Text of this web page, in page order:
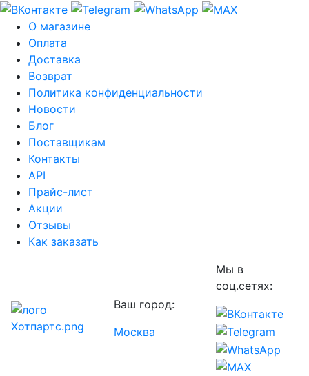
О магазине
Оплата
Доставка
Возврат
Политика конфиденциальности
Новости
Блог
Поставщикам
Контакты
API
Прайс-лист
Акции
Отзывы
Как заказать
Ваш город:
Москва
Мы в
соц.сетях: